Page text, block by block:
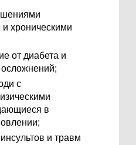
хроническими
от диабета и
с
в
и травм